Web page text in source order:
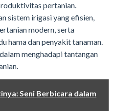
pertanian.
sistem irigasi yang efisien,
modern, serta
hama dan penyakit tanaman.
menghadapi tantangan
Seni Berbicara dalam